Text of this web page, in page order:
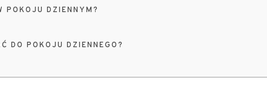
POKOJU DZIENNYM?
DO POKOJU DZIENNEGO?